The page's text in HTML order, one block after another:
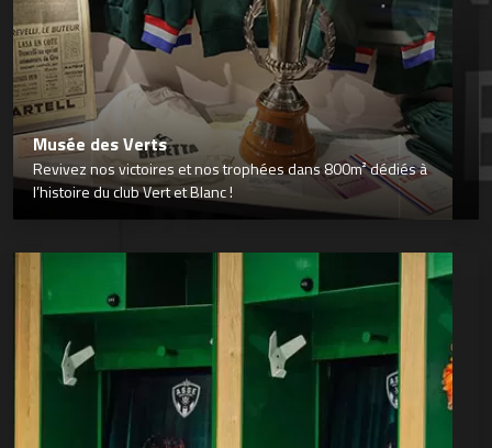
Musée des Verts
Revivez nos victoires et nos trophées dans 800m² dédiés à
l’histoire du club Vert et Blanc !